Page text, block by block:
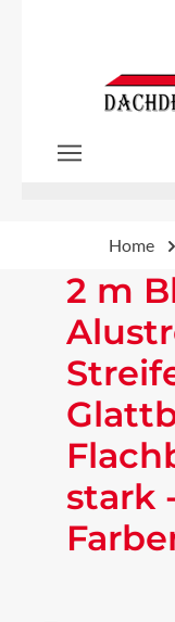
Zum Hauptinhalt
Home
2 m
stark